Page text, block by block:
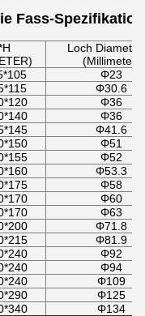
Fass-
Loch
(Millimeter)
Φ23
Φ30.6
Φ36
Φ36
Φ41.6
Φ51
Φ52
Φ53.3
Φ58
Φ60
Φ63
Φ71.8
Φ81.9
Φ92
Φ94
Φ109
Φ125
Φ134